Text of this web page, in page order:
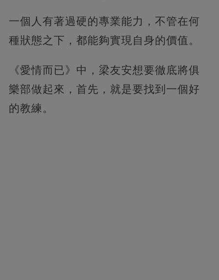
一個人有著過硬的專業能力，不管在何
種狀態之下，都能夠實現自身的價值。
《愛情而已》中，梁友安想要徹底將俱
樂部做起來，首先，就是要找到一個好
的教練。